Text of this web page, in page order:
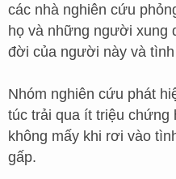
các nhà nghiên cứu
họ và những người xung
đời của người này và
Nhóm nghiên cứu phát
túc trải qua ít triệu
không mấy khi rơi vào
gấp.